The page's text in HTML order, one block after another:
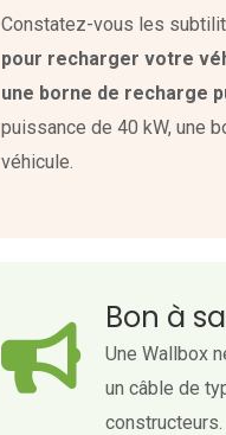
Constatez-vous les
pour recharger votre
une borne de recharge
puissance de 40 kW, une
véhicule.
Bon à
Une Wallbox
un câble de
constructeurs.